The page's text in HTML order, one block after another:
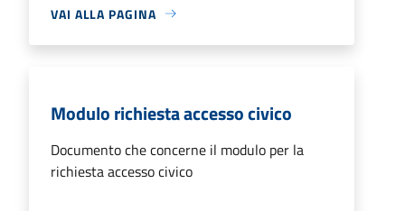
VAI ALLA PAGINA
Modulo richiesta accesso civico
Documento che concerne il modulo per la
richiesta accesso civico